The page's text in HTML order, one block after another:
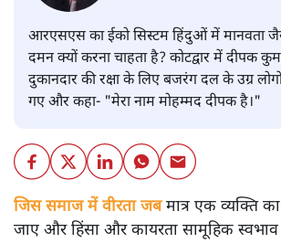
आरएसएस का ईको सिस्टम हिंदुओं में मानवता
दमन क्यों करना चाहता है? कोटद्वार में दीपक
दुकानदार की रक्षा के लिए बजरंग दल के उग्र
गए और कहा- "मेरा नाम मोहम्मद दीपक है।"
जिस समाज में वीरता जबमात्र एक व्यक्ति
जाए और हिंसा और कायरता सामूहिक